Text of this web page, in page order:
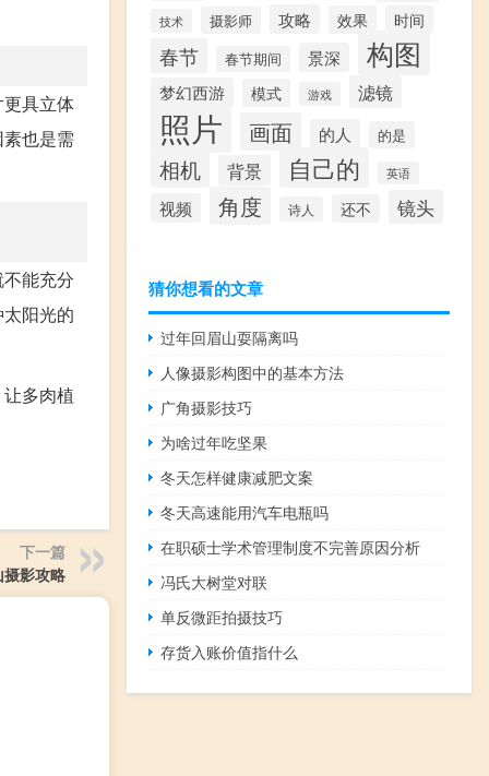
具立体
也是需
能充分
阳光的
多肉植
下一篇
影攻略
技术 摄影师 攻略 效果 时间
春节 春节期间 景深 构图
梦幻西游 模式 游戏 滤镜
照片 画面 的人 的是
相机 背景 自己的 英语
视频 角度 诗人 还不 镜头
猜你想看的文章
过年回眉山耍隔离吗
人像摄影构图中的基本方法
广角摄影技巧
为啥过年吃坚果
冬天怎样健康减肥文案
冬天高速能用汽车电瓶吗
在职硕士学术管理制度不完善原因分析
冯氏大树堂对联
单反微距拍摄技巧
存货入账价值指什么